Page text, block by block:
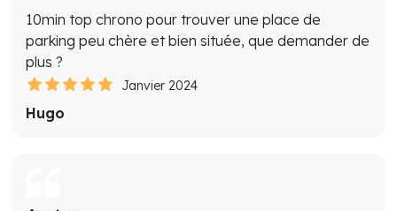
10min top chrono pour trouver une place de
parking peu chère et bien située, que demander de
plus ?
Janvier 2024
Hugo